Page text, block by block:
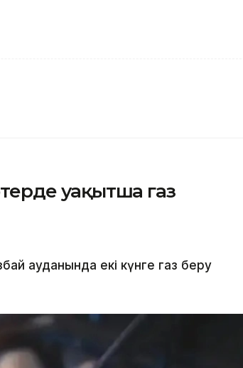
уақытша газ
ауданында екі күнге газ беру